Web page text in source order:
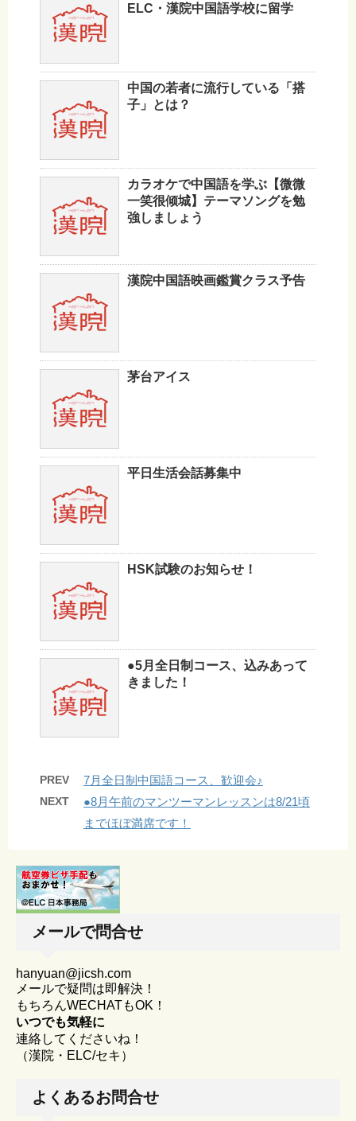
ELC・漢院中国語学校に留学
中国の若者に流行している「搭
子」とは？
カラオケで中国語を学ぶ【微微
一笑很倾城】テーマソングを勉
強しましょう
漢院中国語映画鑑賞クラス予告
茅台アイス
平日生活会話募集中
HSK試験のお知らせ！
●5月全日制コース、込みあって
きました！
PREV 7月全日制中国語コース、歓迎会♪
NEXT
●8月午前のマンツーマンレッスンは8/21頃
までほぼ満席です！
メールで問合せ
hanyuan@jicsh.com
メールで疑問は即解決！
もちろんWECHATもOK！
いつでも気軽に
連絡してくださいね！
（漢院・ELC/セキ）
よくあるお問合せ